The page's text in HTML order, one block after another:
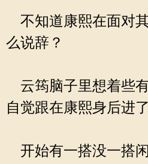
不知道康熙在面对
么说辞？
云筠脑子里想着些
自觉跟在康熙身后进了
开始有一搭没一搭